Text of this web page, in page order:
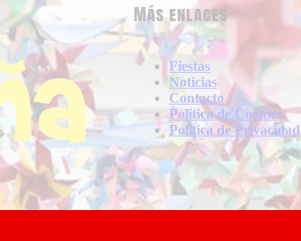
Más enlaces
Fiestas
Noticias
Contacto
Politica de Cookies
Politica de Privacidad